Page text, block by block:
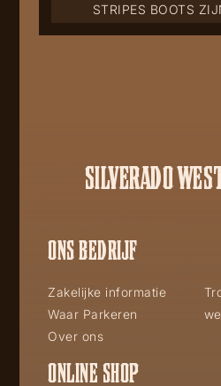
STRIPES BOOTS
SILVERADO
ONS BEDRIJF
Zakelijke informatie
Waar Parkeren
Over ons
ONLINE SHOP